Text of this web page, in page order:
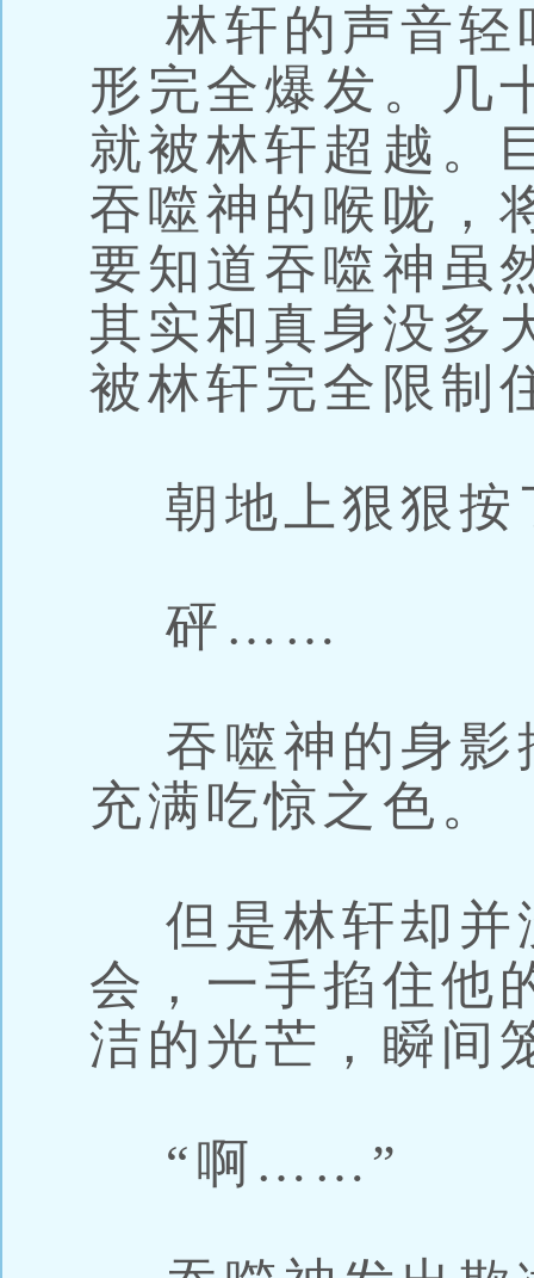
林轩的声音轻
形完全爆发。几
就被林轩超越。
吞噬神的喉咙，
要知道吞噬神虽
其实和真身没多
被林轩完全限制
朝地上狠狠按
砰……
吞噬神的身影
充满吃惊之色。
但是林轩却并
会，一手掐住他
洁的光芒，瞬间
“啊……”